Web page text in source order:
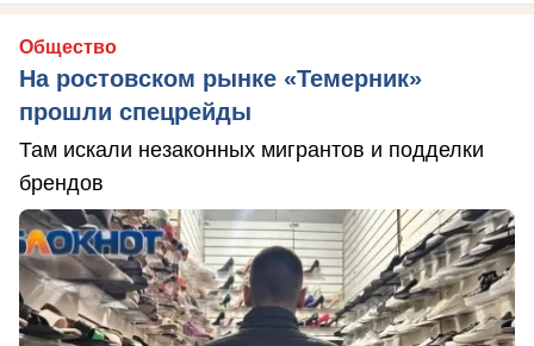
Общество
На ростовском рынке «Темерник»
прошли спецрейды
Там искали незаконных мигрантов и подделки
брендов